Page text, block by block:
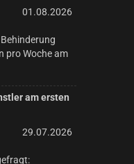
01.08.2026
pro Woche am
am ersten
29.07.2026